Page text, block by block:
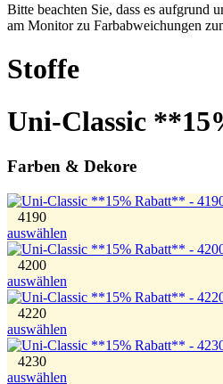
Bitte beachten Sie, dass es aufgrund
am Monitor zu Farbabweichungen
Stoffe
Uni-Classic
Farben & Dekore
4190
auswählen
4200
auswählen
4220
auswählen
4230
auswählen